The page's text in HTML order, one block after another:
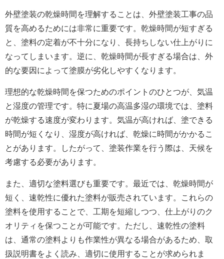
外壁塗装の乾燥時間を理解することは、外壁塗装工事の品
質を高めるためには非常に重要です。乾燥時間が短すぎる
と、塗料の定着が不十分になり、長持ちしない仕上がりに
なってしまいます。逆に、乾燥時間が長すぎる場合は、外
的な要因によって塗膜が劣化しやすくなります。
理想的な乾燥時間を保つためのポイントのひとつが、気温
と湿度の管理です。特に夏場の高温多湿の環境では、塗料
が乾燥する速度が変わります。気温が高ければ、塗できる
時間が短くなり、湿度が高ければ、乾燥に時間がかかるこ
とがあります。したがって、塗装作業を行う際は、天候を
考慮する必要があります。
また、適切な塗料選びも重要です。最近では、乾燥時間が
短く、速乾性に優れた塗料が販売されています。これらの
塗料を使用することで、工期を短縮しつつ、仕上がりのク
オリティを保つことが可能です。ただし、速乾性の塗料
は、通常の塗料よりも作業性が異なる場合があるため、取
扱説明書をよく読み、適切に使用することが求められま